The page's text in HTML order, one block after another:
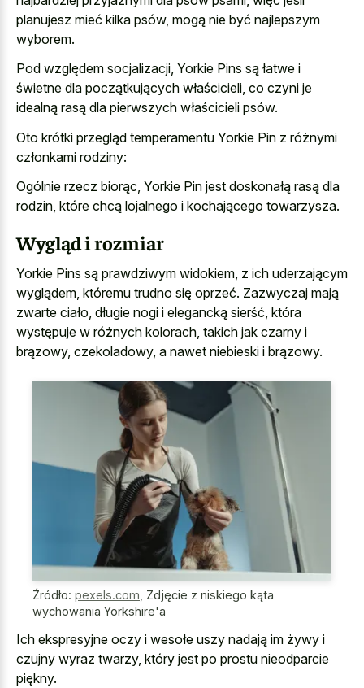
planujesz mieć kilka psów, mogą nie być najlepszym
wyborem.
Pod względem socjalizacji, Yorkie Pins są łatwe i
świetne dla początkujących właścicieli, co czyni je
idealną rasą dla pierwszych właścicieli psów.
Oto krótki przegląd temperamentu Yorkie Pin z różnymi
członkami rodziny:
Ogólnie rzecz biorąc, Yorkie Pin jest doskonałą rasą dla
rodzin, które chcą lojalnego i kochającego towarzysza.
Wygląd i rozmiar
Yorkie Pins są prawdziwym widokiem, z ich uderzającym
wyglądem, któremu trudno się oprzeć. Zazwyczaj mają
zwarte ciało, długie nogi i elegancką sierść, która
występuje w różnych kolorach, takich jak czarny i
brązowy, czekoladowy, a nawet niebieski i brązowy.
Źródło: pexels.com Zdjęcie z niskiego kąta
wychowania Yorkshire'a
Ich ekspresyjne oczy i wesołe uszy nadają im żywy i
czujny wyraz twarzy, który jest po prostu nieodparcie
piękny.